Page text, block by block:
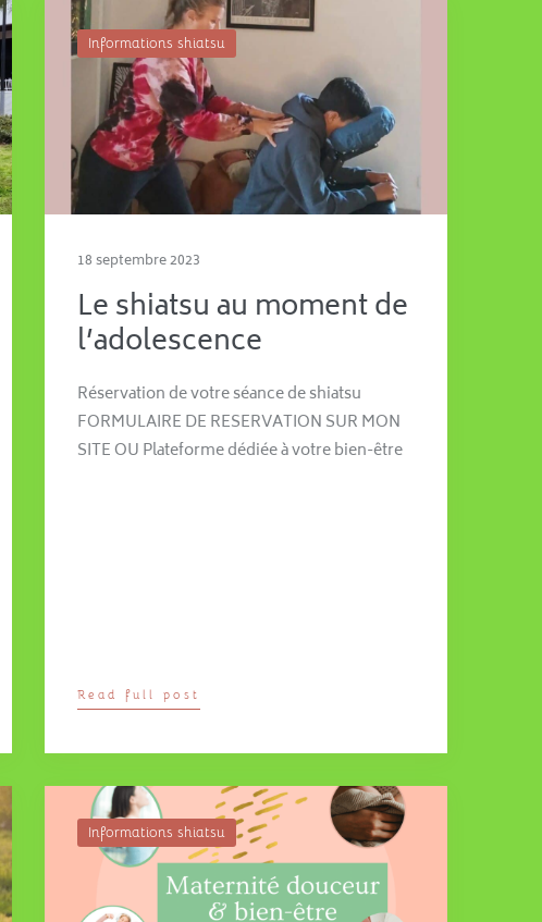
Informations shiatsu
18 septembre 2023
Le shiatsu au moment de
l’adolescence
Réservation de votre séance de shiatsu
FORMULAIRE DE RESERVATION SUR MON
SITE OU Plateforme dédiée à votre bien-être
Read full post
Informations shiatsu